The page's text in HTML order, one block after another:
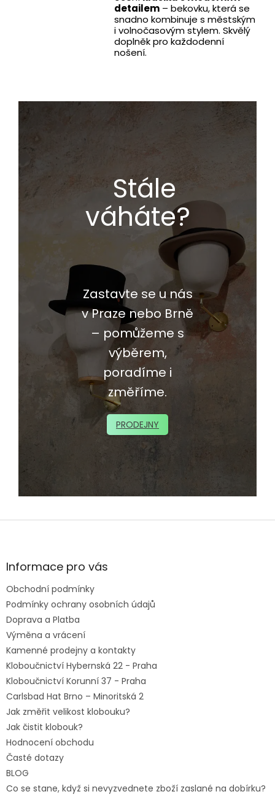
detailem– bekovku, která se
snadno kombinuje s městským
i volnočasovým stylem. Skvělý
doplněk pro každodenní
nošení.
Stále
váháte?
Zastavte se u nás
v Praze nebo Brně
– pomůžeme s
výběrem,
poradíme i
změříme.
PRODEJNY
Z
aInformace pro vás
Obchodní podmínky
Podmínky ochrany osobních údajů
Doprava a Platba
Výměna a vrácení
Kamenné prodejny a kontakty
Kloboučnictví Hybernská 22 - Praha
Kloboučnictví Korunní 37 - Praha
Carlsbad Hat Brno – Minoritská 2
Jak změřit velikost klobouku?
Jak čistit klobouk?
Hodnocení obchodu
Časté dotazy
BLOG
Co se stane, když si nevyzvednete zboží zaslané na dobírku?